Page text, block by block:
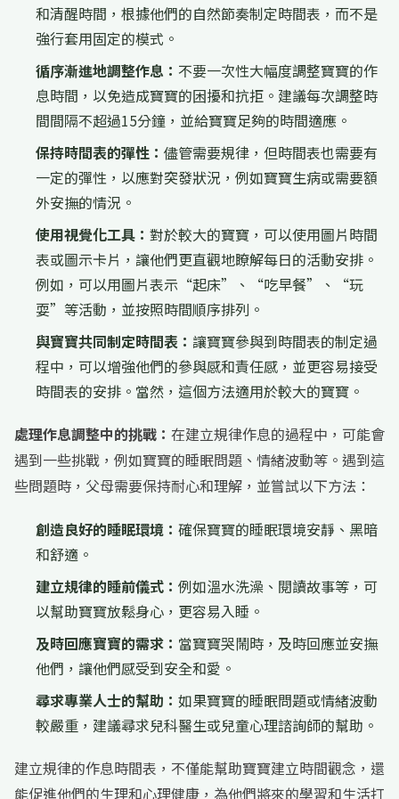
和清醒時間，根據他們的自然節奏制定時間表，而不是
強行套用固定的模式。
循序漸進地調整作息： 不要一次性大幅度調整寶寶的作
息時間，以免造成寶寶的困擾和抗拒。建議每次調整時
間間隔不超過15分鐘，並給寶寶足夠的時間適應。
保持時間表的彈性： 儘管需要規律，但時間表也需要有
一定的彈性，以應對突發狀況，例如寶寶生病或需要額
外安撫的情況。
使用視覺化工具： 對於較大的寶寶，可以使用圖片時間
表或圖示卡片，讓他們更直觀地瞭解每日的活動安排。
例如，可以用圖片表示“起床”、“吃早餐”、“玩
耍”等活動，並按照時間順序排列。
與寶寶共同制定時間表： 讓寶寶參與到時間表的制定過
程中，可以增強他們的參與感和責任感，並更容易接受
時間表的安排。當然，這個方法適用於較大的寶寶。
處理作息調整中的挑戰： 在建立規律作息的過程中，可能會
遇到一些挑戰，例如寶寶的睡眠問題、情緒波動等。遇到這
些問題時，父母需要保持耐心和理解，並嘗試以下方法：
創造良好的睡眠環境： 確保寶寶的睡眠環境安靜、黑暗
和舒適。
建立規律的睡前儀式： 例如溫水洗澡、閱讀故事等，可
以幫助寶寶放鬆身心，更容易入睡。
及時回應寶寶的需求： 當寶寶哭鬧時，及時回應並安撫
他們，讓他們感受到安全和愛。
尋求專業人士的幫助： 如果寶寶的睡眠問題或情緒波動
較嚴重，建議尋求兒科醫生或兒童心理諮詢師的幫助。
建立規律的作息時間表，不僅能幫助寶寶建立時間觀念，還
能促進他們的生理和心理健康，為他們將來的學習和生活打